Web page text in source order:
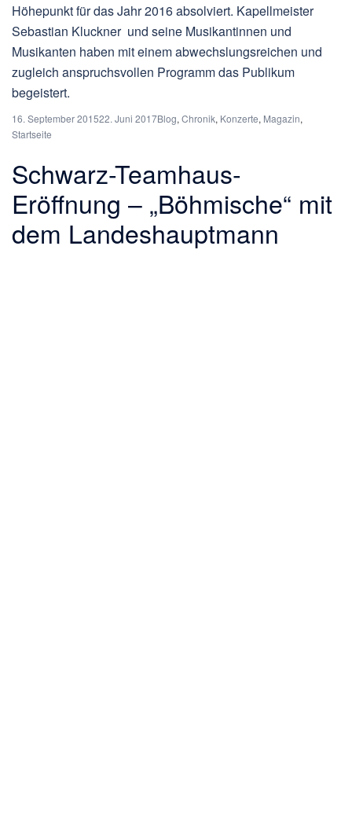
Höhepunkt für das Jahr 2016 absolviert. Kapellmeister
Sebastian Kluckner und seine Musikantinnen und
Musikanten haben mit einem abwechslungsreichen und
zugleich anspruchsvollen Programm das Publikum
begeistert.
16. September 201522. Juni 2017Blog, Chronik, Konzerte, Magazin,
Startseite
Schwarz-Teamhaus-
Eröffnung – „Böhmische“ mit
dem Landeshauptmann